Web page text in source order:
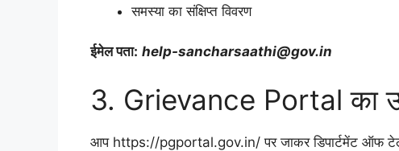
समस्या का संक्षिप्त विवरण
ईमेल पता: help-sancharsaathi@gov.in
3. Grievance Portal का
आप https://pgportal.gov.in/ पर जाकर डिपार्टमेंट ऑफ